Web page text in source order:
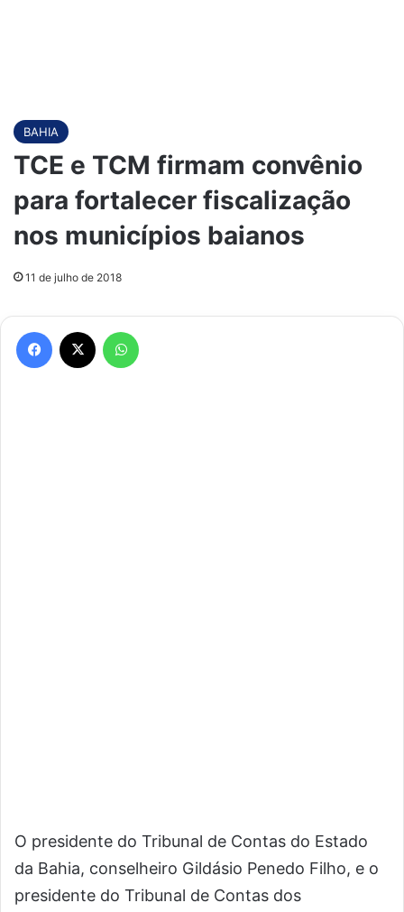
BAHIA
TCE e TCM firmam convênio
para fortalecer fiscalização
nos municípios baianos
11 de julho de 2018
O presidente do Tribunal de Contas do Estado
da Bahia, conselheiro Gildásio Penedo Filho, e o
presidente do Tribunal de Contas dos